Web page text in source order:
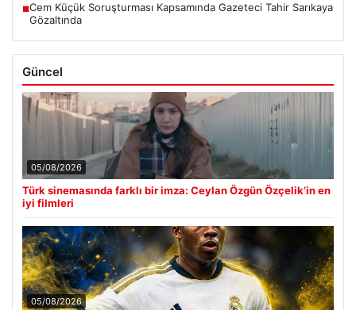
■Cem Küçük Soruşturması Kapsamında Gazeteci Tahir Sarıkaya
Gözaltında
Güncel
05/08/2026
Türk sinemasında farklı bir imza: Ceylan Özgün Özçelik’in en
iyi filmleri
05/08/2026